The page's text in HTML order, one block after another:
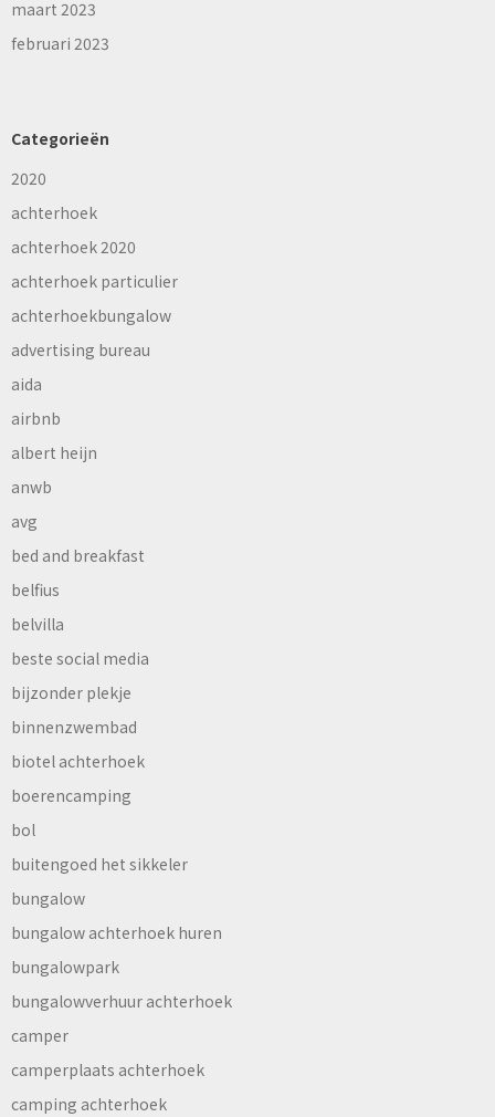
maart 2023
februari 2023
Categorieën
2020
achterhoek
achterhoek 2020
achterhoek particulier
achterhoekbungalow
advertising bureau
aida
airbnb
albert heijn
anwb
avg
bed and breakfast
belfius
belvilla
beste social media
bijzonder plekje
binnenzwembad
biotel achterhoek
boerencamping
bol
buitengoed het sikkeler
bungalow
bungalow achterhoek huren
bungalowpark
bungalowverhuur achterhoek
camper
camperplaats achterhoek
camping achterhoek